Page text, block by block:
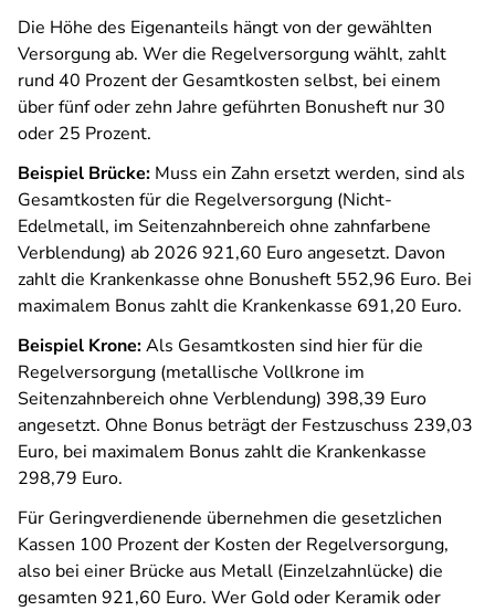
Die Höhe des Eigenanteils hängt von der gewählten
Versorgung ab. Wer die Regelversorgung wählt, zahlt
rund 40 Prozent der Gesamtkosten selbst, bei einem
über fünf oder zehn Jahre geführten Bonusheft nur 30
oder 25 Prozent.
Beispiel Brücke: Muss ein Zahn ersetzt werden, sind als
Gesamtkosten für die Regelversorgung (Nicht-
Edelmetall, im Seitenzahnbereich ohne zahnfarbene
Verblendung) ab 2026 921,60 Euro angesetzt. Davon
zahlt die Krankenkasse ohne Bonusheft 552,96 Euro. Bei
maximalem Bonus zahlt die Krankenkasse 691,20 Euro.
Beispiel Krone:Als Gesamtkosten sind hier für die
Regelversorgung (metallische Vollkrone im
Seitenzahnbereich ohne Verblendung) 398,39 Euro
angesetzt. Ohne Bonus beträgt der Festzuschuss 239,03
Euro, bei maximalem Bonus zahlt die Krankenkasse
298,79 Euro.
Für Geringverdienende übernehmen die gesetzlichen
Kassen 100 Prozent der Kosten der Regelversorgung,
also bei einer Brücke aus Metall (Einzelzahnlücke) die
gesamten 921,60 Euro. Wer Gold oder Keramik oder